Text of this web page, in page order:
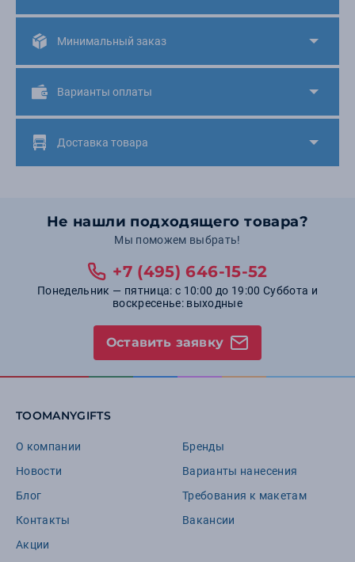
Минимальный заказ
Варианты оплаты
Доставка товара
Не нашли подходящего товара?
Мы поможем выбрать!
+7 (495) 646-15-52
Понедельник — пятница: с 10:00 до 19:00 Суббота и
воскресенье: выходные
Оставить заявку
TOOMANYGIFTS
О компании
Новости
Блог
Контакты
Акции
Бренды
Варианты нанесения
Требования к макетам
Вакансии